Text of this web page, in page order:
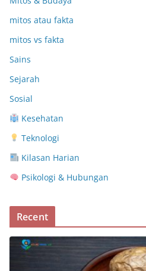
mitos atau fakta
mitos vs fakta
Sains
Sejarah
Sosial
Kesehatan
Teknologi
Kilasan Harian
Psikologi & Hubungan
Recent